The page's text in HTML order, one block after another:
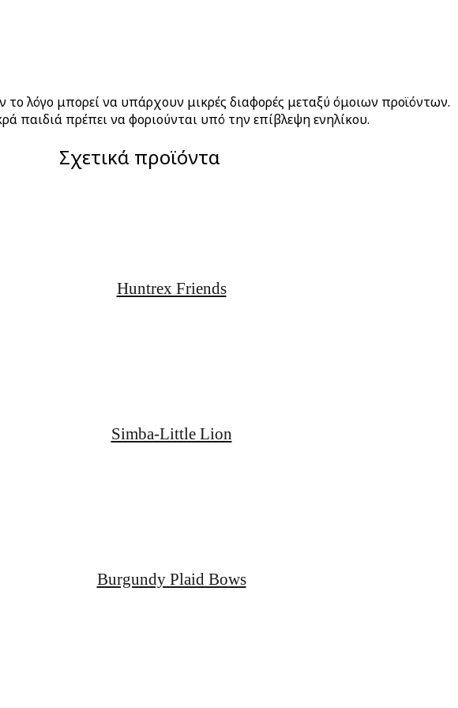
λόγο μπορεί να υπάρχουν μικρές διαφορές μεταξύ όμοιων προϊόντων.
παιδιά πρέπει να φοριούνται υπό την επίβλεψη ενηλίκου.
Σχετικά προϊόντα
Huntrex Friends
Simba-Little Lion
Burgundy Plaid Bows